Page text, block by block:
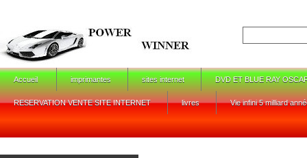
Accueil imprimantes sites internet DVD ET BLUE RAY
RESERVATION VENTE SITE INTERNET livres Vie infini 5 milliard